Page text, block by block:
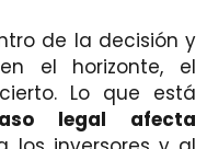
de la decisión y
el horizonte, el
Lo que está
legal afecta